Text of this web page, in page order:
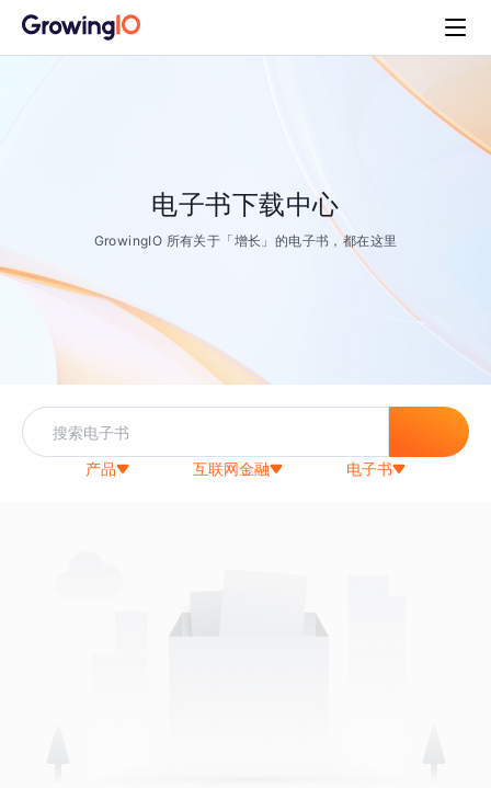
电子书下载中心
GrowingIO 所有关于「增长」的电子书，都在这里
产品 互联网金融 电子书